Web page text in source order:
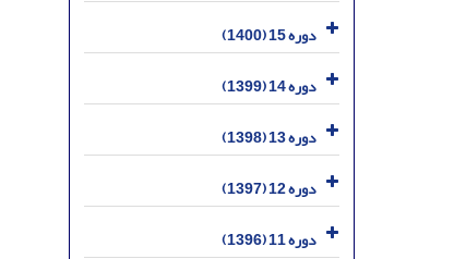
دوره 15 (1400)
دوره 14 (1399)
دوره 13 (1398)
دوره 12 (1397)
دوره 11 (1396)